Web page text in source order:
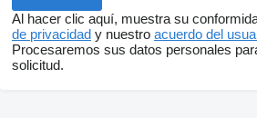
Al hacer clic aquí, muestra su
de privacidad y nuestro acuerdo del
Procesaremos sus datos personales
solicitud.